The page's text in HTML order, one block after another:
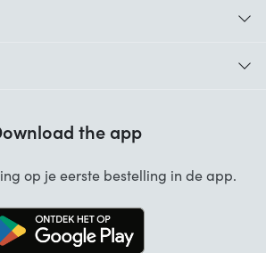
the app
op je eerste bestelling in de app.